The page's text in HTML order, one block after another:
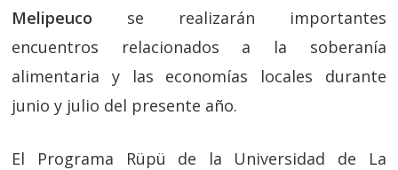
Melipeuco se realizarán importantes
encuentros relacionados a la soberanía
alimentaria y las economías locales durante
junio y julio del presente año.
El Programa Rüpü de la Universidad de La